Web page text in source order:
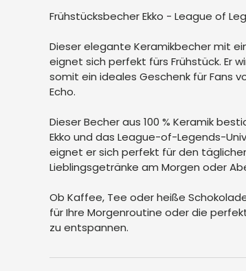
Frühstücksbecher Ekko - League of
Dieser elegante Keramikbecher mit
eignet sich perfekt fürs Frühstück. Er
somit ein ideales Geschenk für Fans
Echo.
Dieser Becher aus 100 % Keramik
Ekko und das League-of-Legends-
eignet er sich perfekt für den
Lieblingsgetränke am Morgen oder
Ob Kaffee, Tee oder heiße
für Ihre Morgenroutine oder die
zu entspannen.